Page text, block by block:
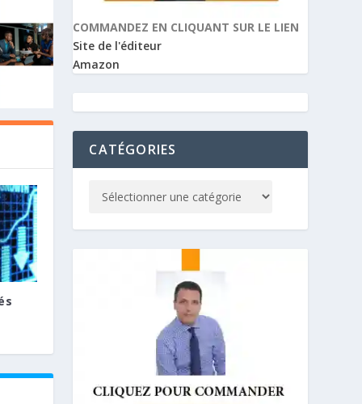
COMMANDEZ EN CLIQUANT SUR LE LIEN
Site de l'éditeur
Amazon
CATÉGORIES